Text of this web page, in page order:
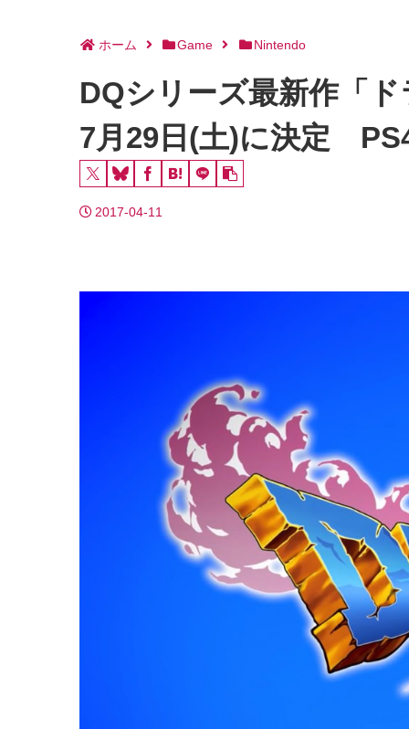
ホーム Game Nintendo
DQシリーズ最新作「
7月29日(土)に決定
2017-04-11